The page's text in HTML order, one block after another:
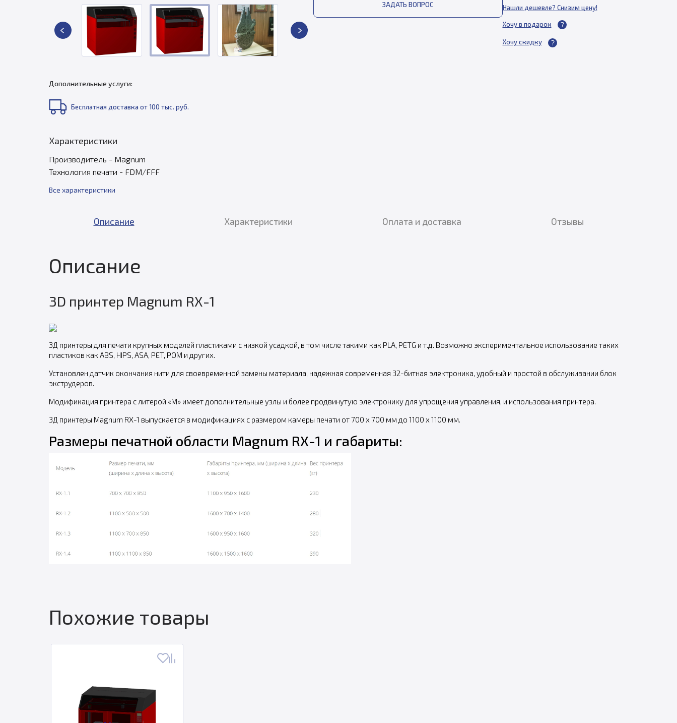
ЗАДАТЬ ВОПРОС Нашли дешевле? Снизим цену!
Хочу в подарок
Хочу скидку
Дополнительные услуги:
Бесплатная доставка от 100 тыс. руб.
Характеристики
Производитель - Magnum
Технология печати - FDM/FFF
Все характеристики
Описание Характеристики Оплата и доставка Отзывы
Описание
3D принтер Magnum RX-1
3Д принтеры для печати крупных моделей пластиками с низкой усадкой, в том числе такими как PLA, PETG и т.д. Возможно экспериментальное использование таких
пластиков как ABS, HIPS, ASA, PET, POM и других.
Установлен датчик окончания нити для своевременной замены материала, надежная современная 32-битная электроника, удобный и простой в обслуживании блок
экструдеров.
Модификация принтера с литерой «M» имеет дополнительные узлы и более продвинутую электронику для упрощения управления, и использования принтера.
3Д принтеры Magnum RX-1 выпускается в модификациях с размером камеры печати от 700 х 700 мм до 1100 х 1100 мм.
Размеры печатной области Magnum RX-1 и габариты:
Похожие товары